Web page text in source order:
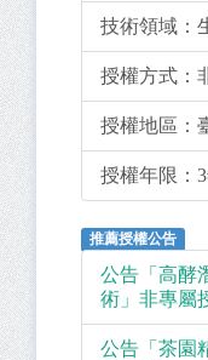
技術領域：
授權方式：
授權地區：
授權年限：
推薦授權公告
公告「高酵
術」非專屬
公告「茶園